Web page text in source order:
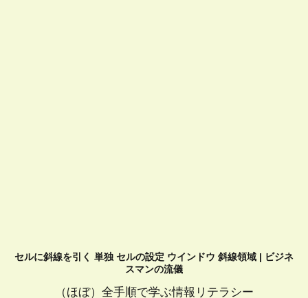
セルに斜線を引く 単独 セルの設定 ウインドウ 斜線領域 | ビジネ
スマンの流儀
（ほぼ）全手順で学ぶ情報リテラシー